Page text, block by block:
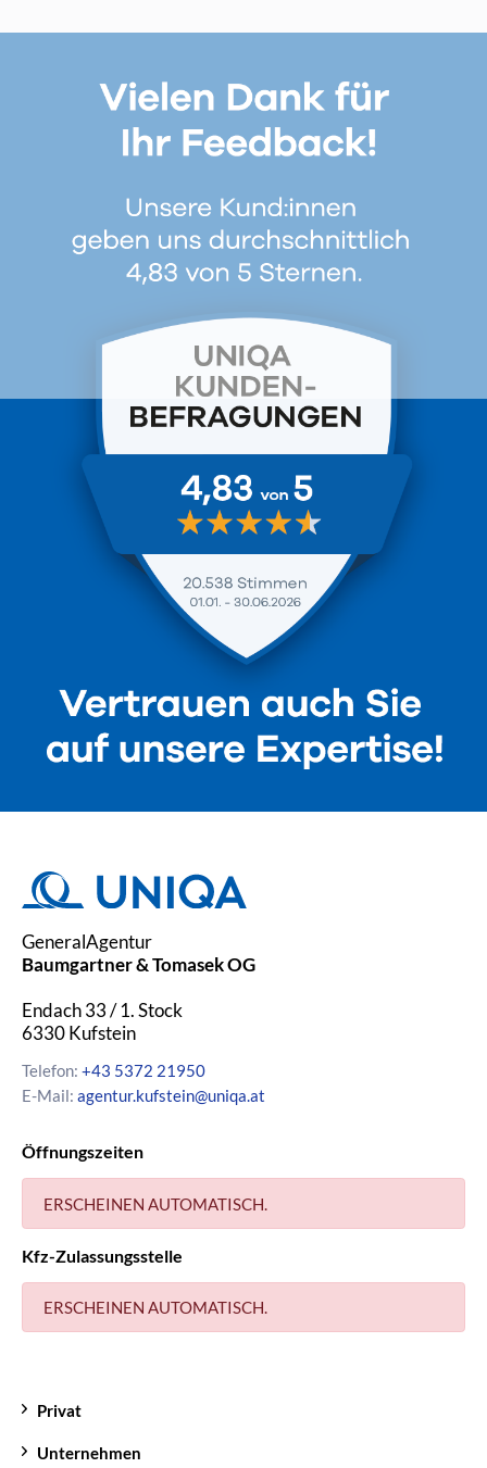
GeneralAgentur
Baumgartner & Tomasek OG
Endach 33 / 1. Stock
6330Kufstein
Telefon: +43 5372 21950
E-Mail: agentur.kufstein@uniqa.at
Öffnungszeiten
ERSCHEINEN AUTOMATISCH.
Kfz-Zulassungsstelle
ERSCHEINEN AUTOMATISCH.
Privat
Unternehmen